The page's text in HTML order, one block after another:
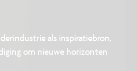
als inspiratiebron,
om nieuwe horizonten